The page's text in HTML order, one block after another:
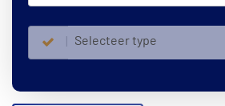
Selecteer type